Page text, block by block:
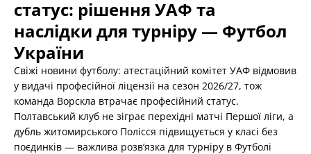
статус: рішення УАФ та
наслідки для турніру — Футбол
України
Свіжі новини футболу: атестаційний комітет УАФ відмовив
у видачі професійної ліцензії на сезон 2026/27, тож
команда Ворскла втрачає професійний статус.
Полтавський клуб не зіграє перехідні матчі Першої ліги, а
дубль житомирського Полісся підвищується у класі без
поєдинків — важлива розв’язка для турніру в Футболі